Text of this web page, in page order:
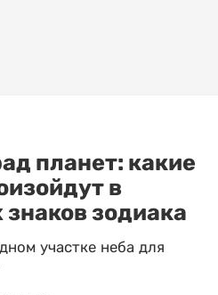
планет: какие
в
зодиака
участке неба для